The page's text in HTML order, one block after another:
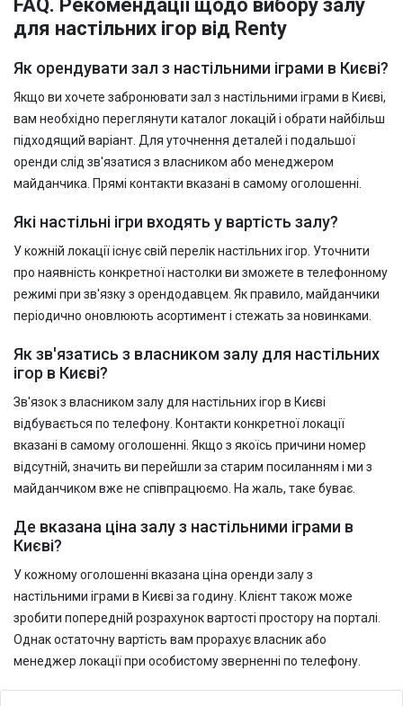
FAQ. Рекомендації щодо вибору залу
для настільних ігор від Renty
Як орендувати зал з настільними іграми в Києві?
Якщо ви хочете забронювати зал з настільними іграми в Києві,
вам необхідно переглянути каталог локацій і обрати найбільш
підходящий варіант. Для уточнення деталей і подальшої
оренди слід зв'язатися з власником або менеджером
майданчика. Прямі контакти вказані в самому оголошенні.
Які настільні ігри входять у вартість залу?
У кожній локації існує свій перелік настільних ігор. Уточнити
про наявність конкретної настолки ви зможете в телефонному
режимі при зв'язку з орендодавцем. Як правило, майданчики
періодично оновлюють асортимент і стежать за новинками.
Як зв'язатись з власником залу для настільних
ігор в Києві?
Зв'язок з власником залу для настільних ігор в Києві
відбувається по телефону. Контакти конкретної локації
вказані в самому оголошенні. Якщо з якоїсь причини номер
відсутній, значить ви перейшли за старим посиланням і ми з
майданчиком вже не співпрацюємо. На жаль, таке буває.
Де вказана ціна залу з настільними іграми в
Києві?
У кожному оголошенні вказана ціна оренди залу з
настільними іграми в Києві за годину. Клієнт також може
зробити попередній розрахунок вартості простору на порталі.
Однак остаточну вартість вам прорахує власник або
менеджер локації при особистому зверненні по телефону.